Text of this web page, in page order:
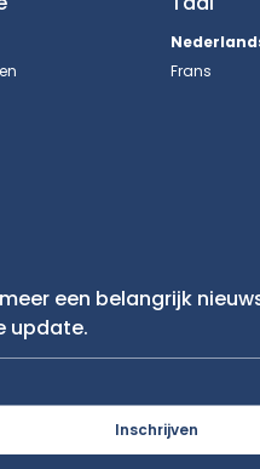
Frans
een belangrijk
update.
Inschrijven